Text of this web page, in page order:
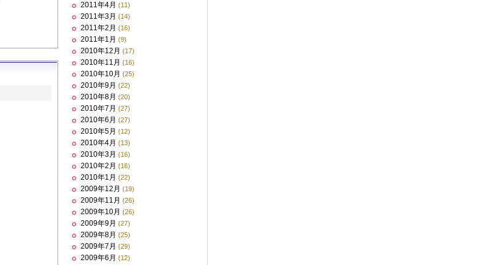
2011年4月 (11)
2011年3月 (14)
2011年2月 (16)
2011年1月 (9)
2010年12月 (17)
2010年11月 (16)
2010年10月 (25)
2010年9月 (22)
2010年8月 (20)
2010年7月 (27)
2010年6月 (27)
2010年5月 (12)
2010年4月 (13)
2010年3月 (16)
2010年2月 (16)
2010年1月 (22)
2009年12月 (19)
2009年11月 (26)
2009年10月 (26)
2009年9月 (27)
2009年8月 (25)
2009年7月 (29)
2009年6月 (12)